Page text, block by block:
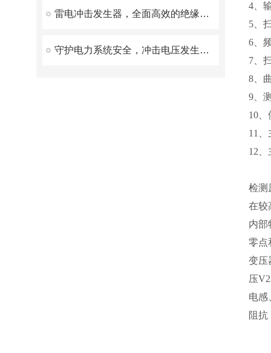
雷电冲击发生器，全面高效的绝缘性能检测解决方案
守护电力系统安全，冲击电压发生器发挥了重要作用！
4、
5、
6、
7、
8、
9、
10
11、
12、
检测
在较
内部
零点
变压
压
电感
阻抗